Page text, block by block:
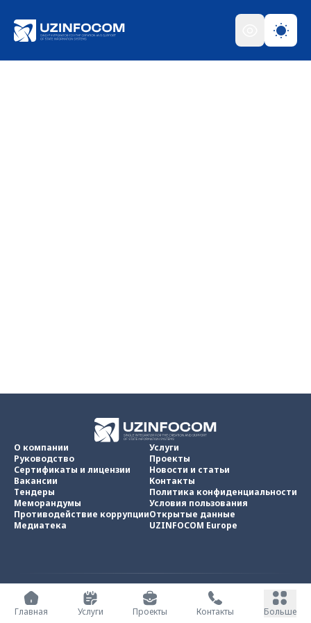
О компании
Руководство
Сертификаты и лицензии
Вакансии
Тендеры
Меморандумы
Противодействие коррупции
Медиатека
Услуги
Проекты
Новости и статьи
Контакты
Политика конфиденциальности
Условия пользования
Открытые данные
UZINFOCOM Europe
UZINFOCOM © 2002 - 2026
Все права защищены
Главная
Услуги Проекты Контакты Больше